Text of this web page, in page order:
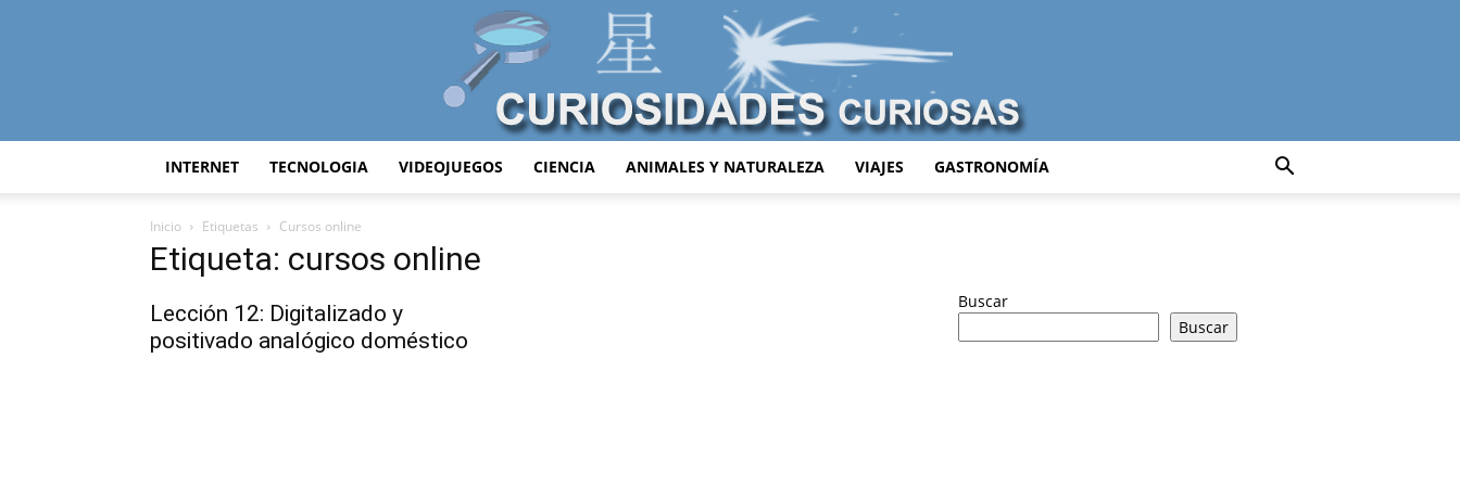
INTERNET TECNOLOGIA VIDEOJUEGOS CIENCIA ANIMALES Y NATURALEZA VIAJES GASTRONOMÍA
Inicio Etiquetas Cursos online
Etiqueta: cursos online
Lección 12: Digitalizado y
positivado analógico doméstico
Buscar
Buscar